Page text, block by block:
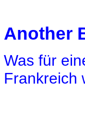
Another
Was für
Frankreich